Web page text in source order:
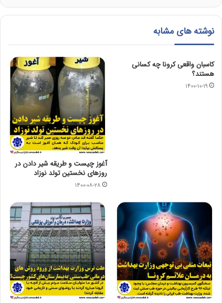
نوشته های مشابه
کاسبان واقعی کرونا چه کسانی
هستند؟
۱۴۰۰-۱۰-۱۹
آغوز چیست و طریقه شیر دادن در
روزهای نخستین تولد نوزاد
۱۴۰۰-۰۸-۲۸